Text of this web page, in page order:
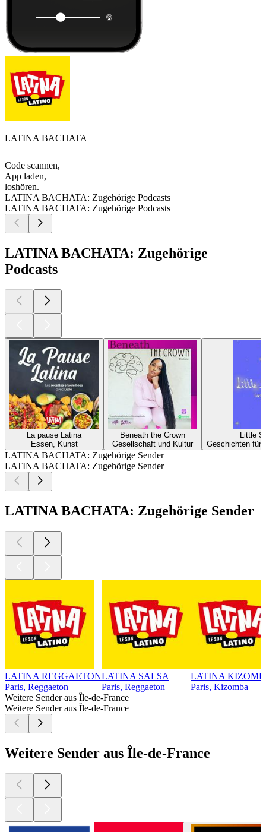
LATINA BACHATA
Code scannen,
App laden,
loshören.
LATINA BACHATA: Zugehörige Podcasts
LATINA BACHATA: Zugehörige Podcasts
LATINA BACHATA: Zugehörige
Podcasts
La pause Latina
Essen, Kunst
Beneath the Crown
Gesellschaft und Kultur
Little
Geschichten für
LATINA BACHATA: Zugehörige Sender
LATINA BACHATA: Zugehörige Sender
LATINA BACHATA: Zugehörige Sender
LATINA REGGAETON
Paris, Reggaeton
LATINA SALSA
Paris, Reggaeton
LATINA
Paris, Kizomba
Weitere Sender aus Île-de-France
Weitere Sender aus Île-de-France
Weitere Sender aus Île-de-France